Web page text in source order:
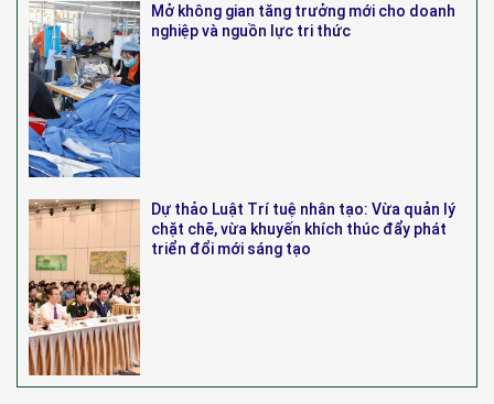
Mở không gian tăng trưởng mới cho doanh
nghiệp và nguồn lực tri thức
Dự thảo Luật Trí tuệ nhân tạo: Vừa quản lý
chặt chẽ, vừa khuyến khích thúc đẩy phát
triển đổi mới sáng tạo